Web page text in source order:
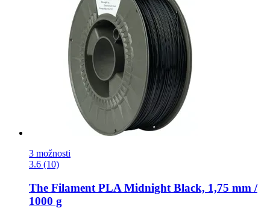
3 možnosti
3.6 (10)
The Filament PLA Midnight Black, 1,75 mm /
1000 g